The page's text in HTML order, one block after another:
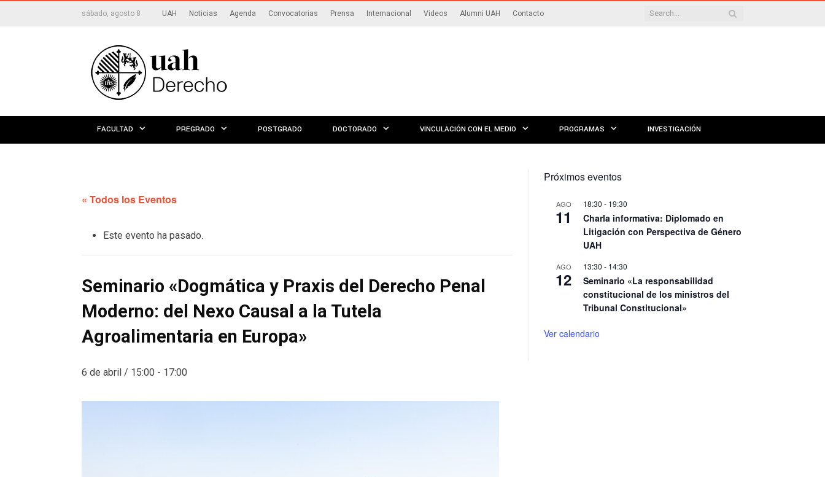
sábado, agosto 8 UAH Noticias Agenda Convocatorias Prensa Internacional Videos Alumni UAH Contacto
FACULTAD PREGRADO POSTGRADO DOCTORADO VINCULACIÓN CON EL MEDIO PROGRAMAS INVESTIGACIÓN
« Todos los Eventos
Este evento ha pasado.
Seminario «Dogmática y Praxis del Derecho Penal
Moderno: del Nexo Causal a la Tutela
Agroalimentaria en Europa»
6 de abril / 15:00 - 17:00
Próximos eventos
AGO
11
18:30 - 19:30
Charla informativa: Diplomado en
Litigación con Perspectiva de Género
UAH
AGO
12
13:30 - 14:30
Seminario «La responsabilidad
constitucional de los ministros del
Tribunal Constitucional»
Ver calendario